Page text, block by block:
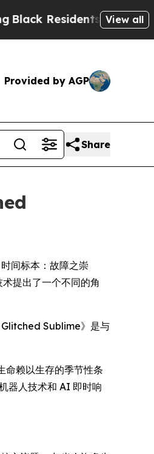
Residents Warned of
View all
Provided by AGP
Share
时间标本：故障之崇
提出了一个不同的角
Glitched Sublime》是与
命赖以生存的季节性条
器人技术和 AI 即时响